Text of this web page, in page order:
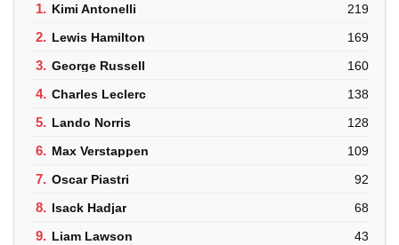
1. Kimi Antonelli 219
2. Lewis Hamilton 169
3. George Russell 160
4. Charles Leclerc 138
5. Lando Norris 128
6. Max Verstappen 109
7. Oscar Piastri 92
8. Isack Hadjar 68
9. Liam Lawson 43